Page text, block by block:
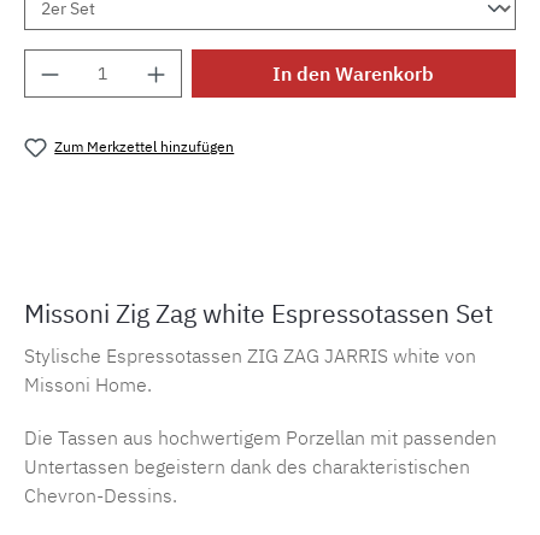
Produkt Anzahl: Gib den gewünschten
In den Warenkorb
Zum Merkzettel hinzufügen
Missoni Zig Zag white Espressotassen Set
Stylische Espressotassen ZIG ZAG JARRIS white von
Missoni Home.
Die Tassen aus hochwertigem Porzellan mit passenden
Untertassen begeistern dank des charakteristischen
Chevron-Dessins.